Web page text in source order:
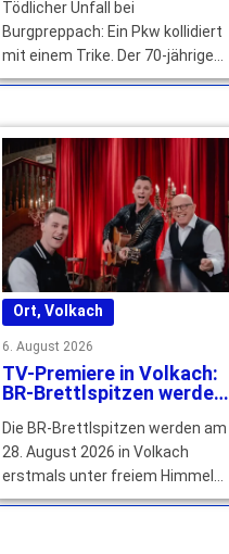
Tödlicher Unfall bei
Burgpreppach: Ein Pkw kollidiert
mit einem Trike. Der 70-jährige
Fahrer stirbt, sein 14-jähriger
mehr
Ort, Volkach
6. August 2026
TV-Premiere in Volkach:
BR-Brettlspitzen werden
aufgezeichnet
Die BR-Brettlspitzen werden am
28. August 2026 in Volkach
erstmals unter freiem Himmel
live für das BR Fernsehen